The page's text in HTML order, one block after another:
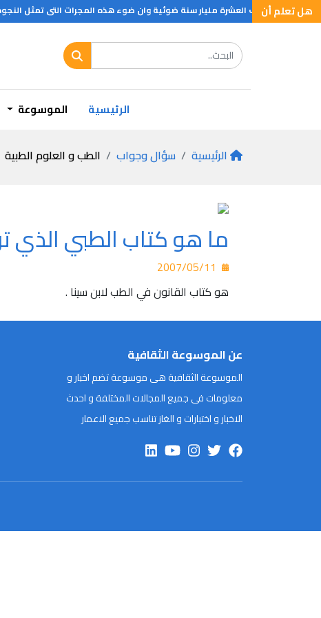
هل تعلم أنما يقارب العشرة مليار سنة ضوئية وان ضوء هذه المجرات التى تمثل
الرئيسية الموسوعة
الرئيسية سؤال وجواب الطب و العلوم الطبية
ما هو كتاب الطبي الذي
هو كتاب القانون في الطب لابن سينا .
عن الموسوعة الثقافية
الموسوعة الثقافية هى موسوعة تضم اخبار و
معلومات فى جميع المجالات المختلفة و احدث
الاخبار و اختبارات و الغاز تناسب جميع الاعمار